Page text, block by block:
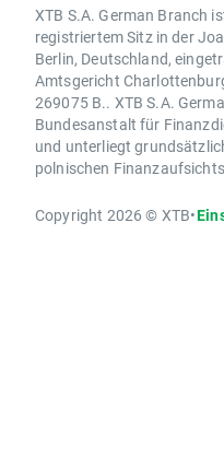
XTB S.A. German Branch
registriertem Sitz in der
Berlin, Deutschland,
Amtsgericht
269075 B.. XTB S.A.
Bundesanstalt für
und unterliegt
polnischen
Copyright 2026 © XTB•